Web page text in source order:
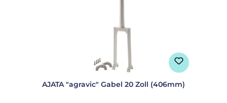
AJATA "agravic" Gabel 20 Zoll (406mm)